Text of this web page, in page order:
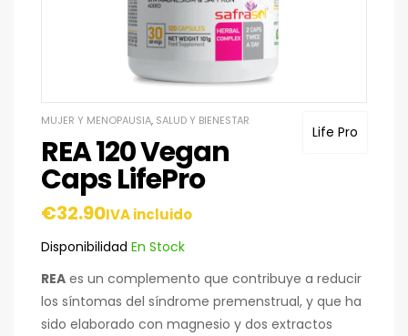
Life Pro
MUJER Y MENOPAUSIA, SALUD Y BIENESTAR
REA 120 Vegan
Caps LifePro
€32.90IVA incluido
Disponibilidad En Stock
REA es un complemento que contribuye a reducir
los síntomas del síndrome premenstrual, y que ha
sido elaborado con magnesio y dos extractos